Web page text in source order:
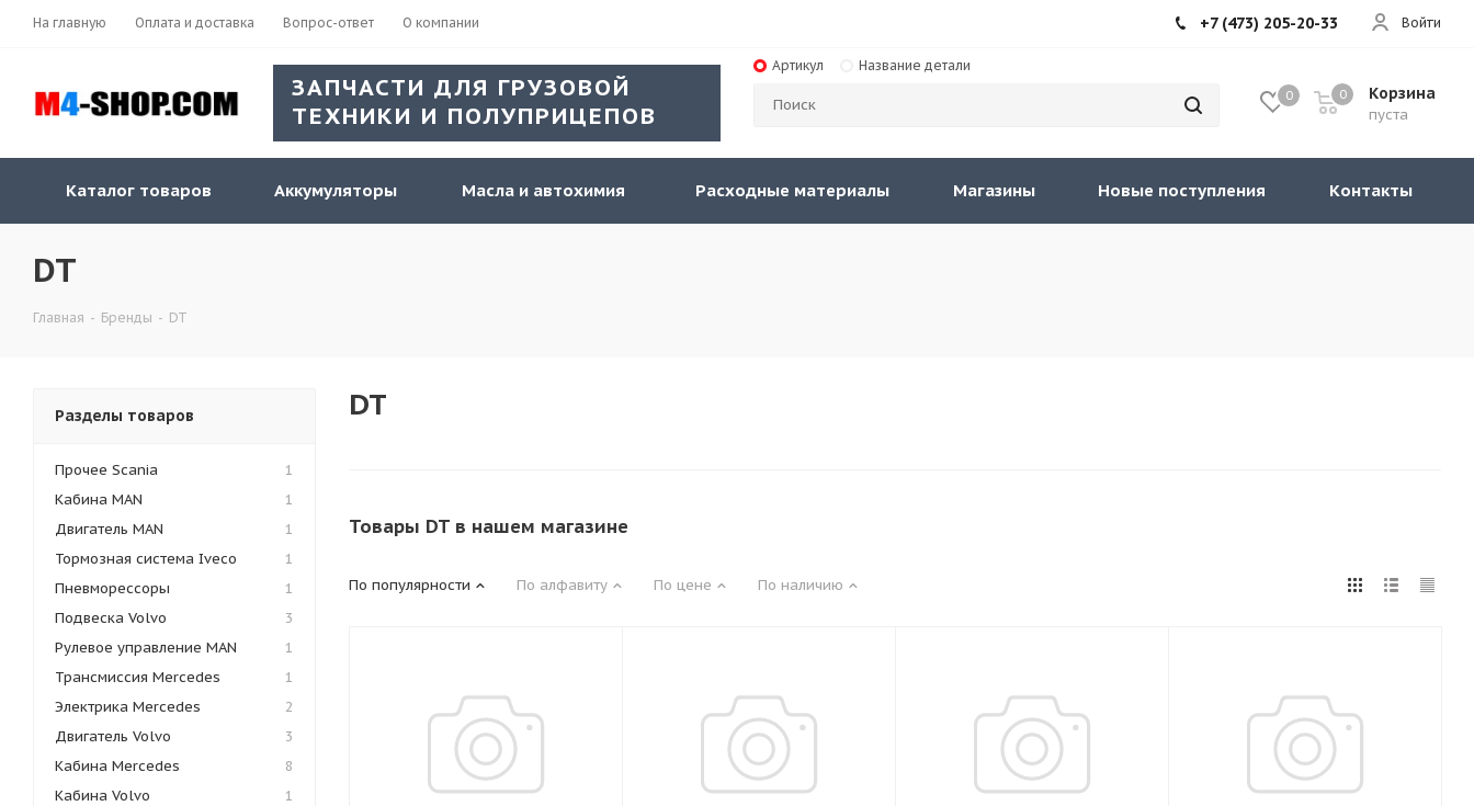
На главную Оплата и доставка Вопрос-ответ О компании Войти
+7 (473) 205-20-33
ЗАПЧАСТИ ДЛЯ ГРУЗОВОЙ
ТЕХНИКИ И ПОЛУПРИЦЕПОВ
Артикул Название детали
0 Корзина
пуста
0
Каталог товаров Аккумуляторы Масла и автохимия Расходные материалы Магазины Новые поступления Контакты
DT
Главная - Бренды - DT
DT
Товары DT в нашем магазине
По популярности По алфавиту По цене По наличию
Разделы товаров
Прочее Scania
1
Кабина MAN
1
Двигатель MAN
1
Тормозная система Iveco
1
Пневморессоры
1
Подвеска Volvo
3
Рулевое управление MAN
1
Трансмиссия Mercedes
1
Электрика Mercedes
2
Двигатель Volvo
3
Кабина Mercedes
8
Кабина Volvo
1